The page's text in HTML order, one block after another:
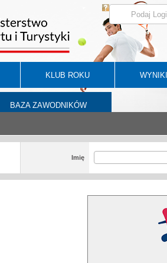
KLUB ROKU WYNIKI
BAZA ZAWODNIKÓW
Imię